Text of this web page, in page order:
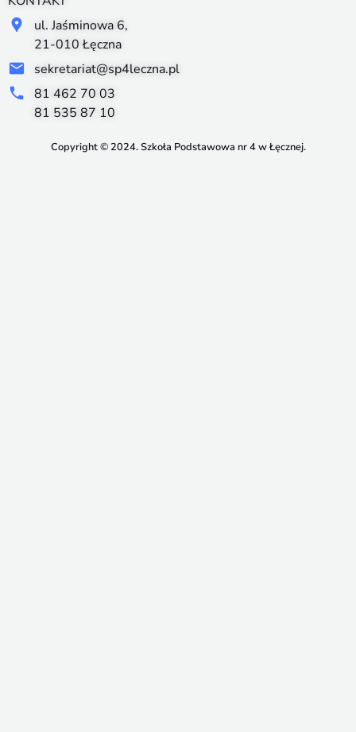
ul. Jaśminowa 6,
21-010 Łęczna
sekretariat@sp4leczna.pl
81 462 70 03
81 535 87 10
Copyright © 2024. Szkoła Podstawowa nr 4 w Łęcznej.